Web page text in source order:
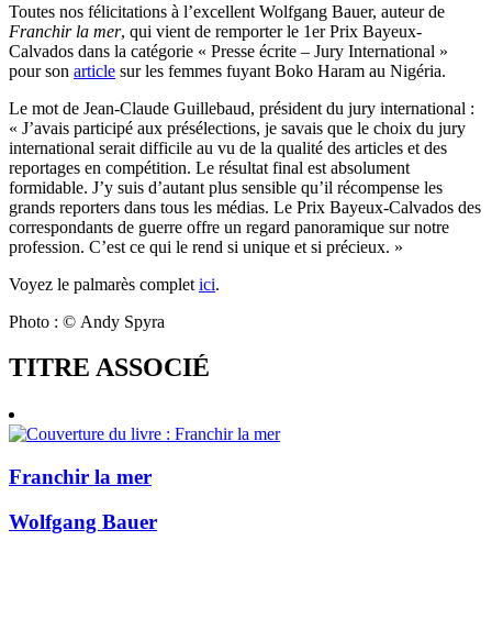
Toutes nos félicitations à l’excellent Wolfgang Bauer, auteur de
Franchir la mer, qui vient de remporter le 1er Prix Bayeux-
Calvados dans la catégorie « Presse écrite – Jury International »
pour son article sur les femmes fuyant Boko Haram au Nigéria.
Le mot de Jean-Claude Guillebaud, président du jury international :
« J’avais participé aux présélections, je savais que le choix du jury
international serait difficile au vu de la qualité des articles et des
reportages en compétition. Le résultat final est absolument
formidable. J’y suis d’autant plus sensible qu’il récompense les
grands reporters dans tous les médias. Le Prix Bayeux-Calvados des
correspondants de guerre offre un regard panoramique sur notre
profession. C’est ce qui le rend si unique et si précieux. »
Voyez le palmarès complet ici.
Photo : © Andy Spyra
TITRE ASSOCIÉ
Franchir la mer
Wolfgang Bauer